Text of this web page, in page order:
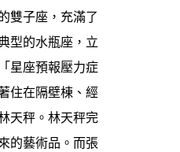
雙子座，充滿了
型的水瓶座，立
星座預報壓力症
住在隔壁棟、經
天秤。林天秤完
的藝術品。而張